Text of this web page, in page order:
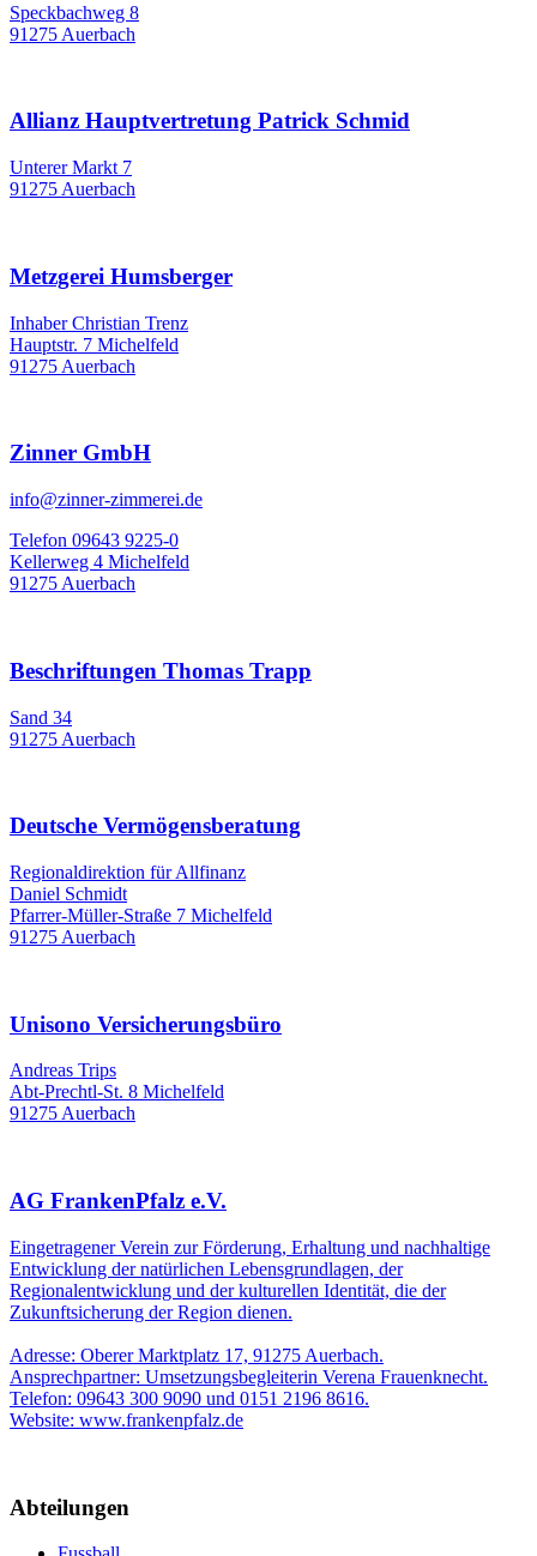
Speckbachweg 8
91275 Auerbach
Allianz Hauptvertretung Patrick Schmid
Unterer Markt 7
91275 Auerbach
Metzgerei Humsberger
Inhaber Christian Trenz
Hauptstr. 7 Michelfeld
91275 Auerbach
Zinner GmbH
info@zinner-zimmerei.de
Telefon 09643 9225-0
Kellerweg 4 Michelfeld
91275 Auerbach
Beschriftungen Thomas Trapp
Sand 34
91275 Auerbach
Deutsche Vermögensberatung
Regionaldirektion für Allfinanz
Daniel Schmidt
Pfarrer-Müller-Straße 7 Michelfeld
91275 Auerbach
Unisono Versicherungsbüro
Andreas Trips
Abt-Prechtl-St. 8 Michelfeld
91275 Auerbach
AG FrankenPfalz e.V.
Eingetragener Verein zur Förderung, Erhaltung und nachhaltige
Entwicklung der natürlichen Lebensgrundlagen, der
Regionalentwicklung und der kulturellen Identität, die der
Zukunftsicherung der Region dienen.
Adresse: Oberer Marktplatz 17, 91275 Auerbach.
Ansprechpartner: Umsetzungsbegleiterin Verena Frauenknecht.
Telefon: 09643 300 9090 und 0151 2196 8616.
Website: www.frankenpfalz.de
Abteilungen